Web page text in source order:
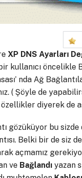
XP DNS Ayarları
kullanıcı öncelikle
nda Ağ
( Şöyle de
özellikler diyerek de
gözüküyor bu
Belki bir de siz de
açmamız
ve Bağlandı yazan